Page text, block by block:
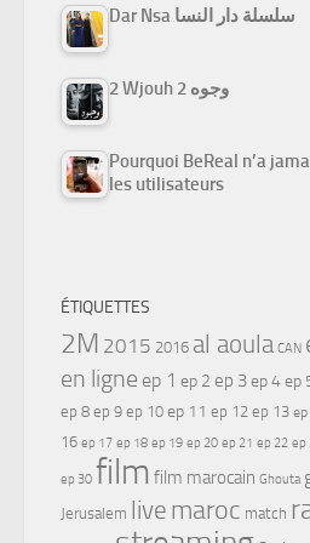
Dar Nsa سلسلة دار النسا
2 Wjouh 2 وجوه
Pourquoi BeReal n’a
les utilisateurs
ÉTIQUETTES
2M 2015 2016 al aoula CAN
en ligne ep 1 ep 2 ep 3ep 4ep
ep 8 ep 9 ep 10 ep 11 ep 12 ep 13
16 ep 17 ep 18 ep 19 ep 20 ep 21 ep 22 ep
ep 30 film film marocain Ghouta
Jerusalem live maroc match